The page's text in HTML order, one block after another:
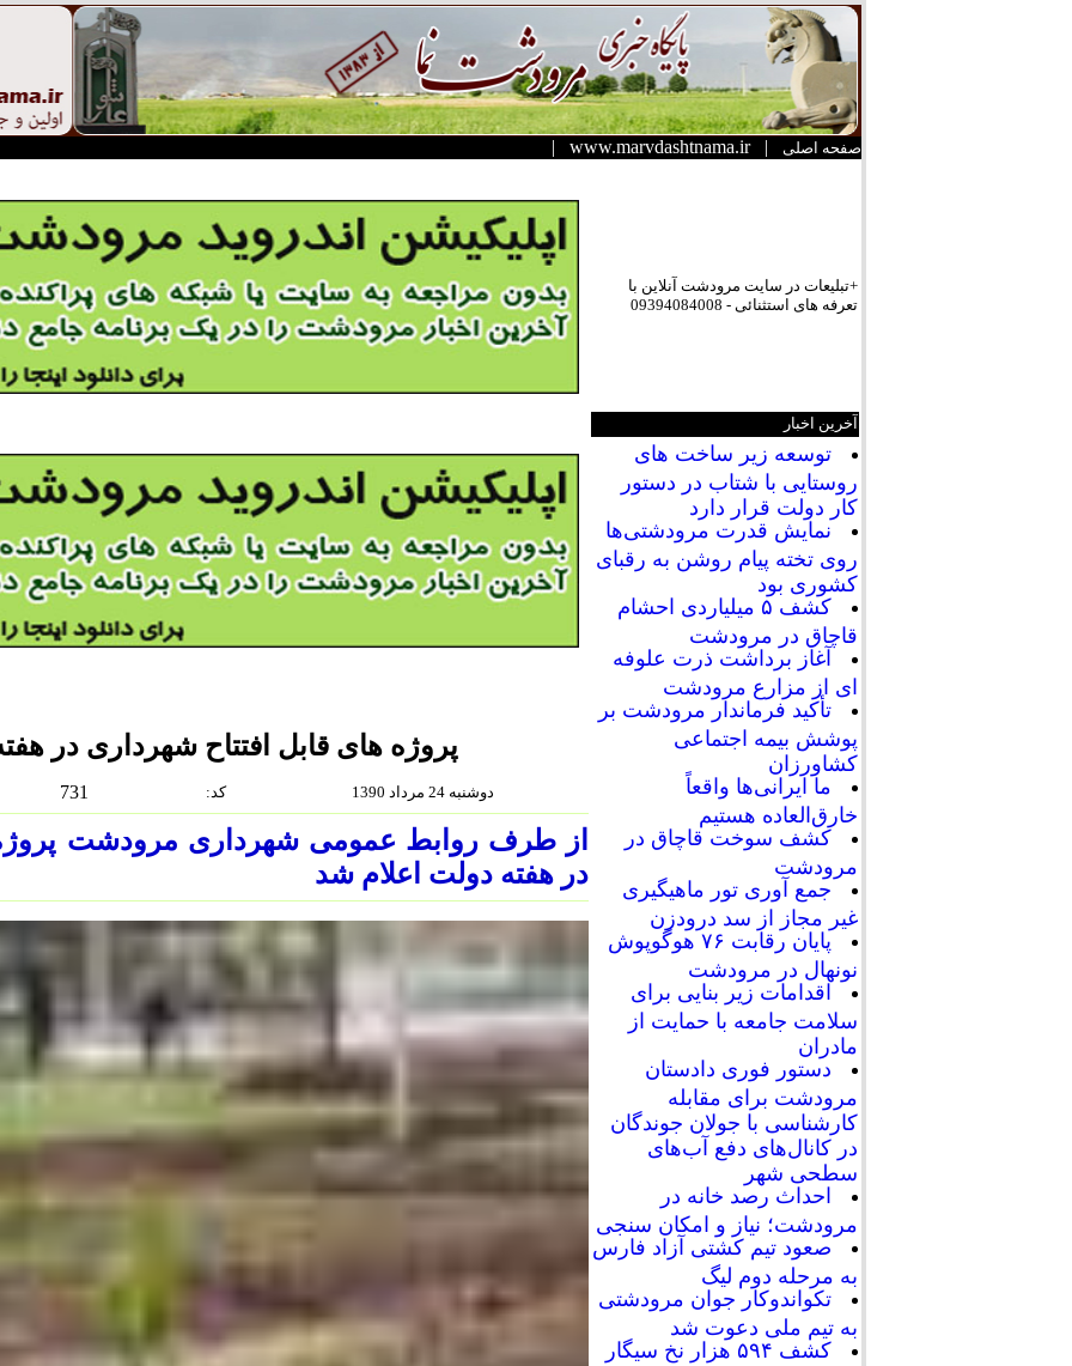
صفحه اصلی |
www.marvdashtnama.ir
|
+تبلیعات در سایت مرودشت آنلاین با
تعرفه های استثنائی - 09394084008
آخرین اخبار
توسعه زیر ساخت های
روستایی با شتاب در دستور
کار دولت قرار دارد
نمایش قدرت مرودشتی‌ها
روی تخته پیام روشن به رقبای
کشوری بود
کشف ۵ میلیاردی احشام
قاچاق در مرودشت
آغاز برداشت ذرت علوفه
ای از مزارع مرودشت
تأکید فرماندار مرودشت بر
پوشش بیمه اجتماعی
کشاورزان
ما ایرانی‌ها واقعاً
خارق‌العاده هستیم
کشف سوخت قاچاق در
مرودشت
جمع آوری تور ماهیگیری
غیر مجاز از سد درودزن
پایان رقابت‌ ۷۶ هوگوپوش
نونهال در مرودشت
اقدامات زیر بنایی برای
سلامت جامعه با حمایت از
مادران
دستور فوری دادستان
مرودشت برای مقابله
کارشناسی با جولان جوندگان
در کانال‌های دفع آب‌های
سطحی شهر
احداث رصد خانه در
مرودشت؛ نیاز و امکان سنجی
صعود تیم کشتی آزاد فارس
به مرحله دوم لیگ
تکواندوکار جوان مرودشتی
به تیم ملی دعوت شد
کشف ۵۹۴ هزار نخ سیگار
پروژه های قابل افتتاح شهرداری در
731 :كد دوشنبه 24 مرداد 1390
از طرف روابط عمومی شهرداری مرودشت پروژه
در هفته دولت اعلام شد